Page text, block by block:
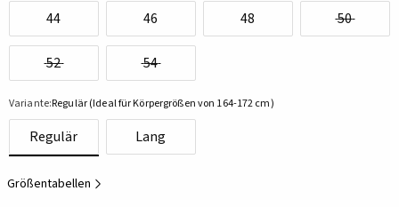
44 46 48 50
52 54
Variante:Regulär (Ideal für Körpergrößen von 164-172 cm)
Regulär Lang
Größentabellen